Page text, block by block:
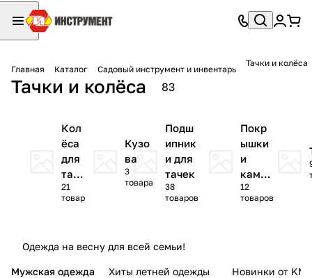
Главная Каталог Садовый инструмент и инвентарь
Тачки и колёса
Тачки и колёса 83
Кол
ёса
для
таче
к
21
товар
Кузо
ва
3
товара
Подш
ипник
и для
тачек
38
товаров
Покр
ышки
и
камер
ы
12
товаров
Одежда на весну для всей семьи!
Мужская одежда Хиты летней одежды Новинки от KMI